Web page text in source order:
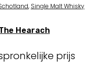
, Single Malt Whisky
Hearach
prijs